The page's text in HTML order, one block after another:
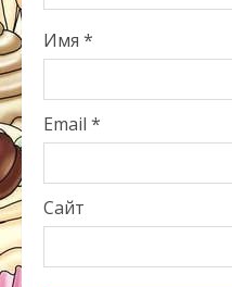
Имя *
Email *
Сайт